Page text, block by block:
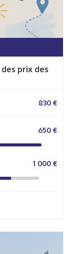
prix des
830 €
650 €
1 000 €